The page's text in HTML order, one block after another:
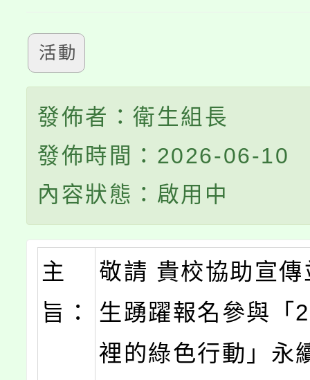
活動
發佈者：衛生組長
發佈時間：2026-06-10
內容狀態：啟用中
主
旨：
敬請 貴校協助宣
生踴躍報名參與「
裡的綠色行動」永